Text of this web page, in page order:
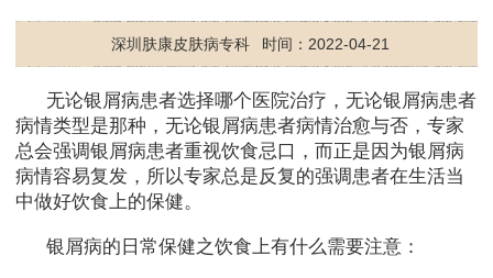
深圳肤康皮肤病专科 时间：2022-04-21
无论银屑病患者选择哪个医院治疗，无论银屑病患者
病情类型是那种，无论银屑病患者病情治愈与否，专家
总会强调银屑病患者重视饮食忌口，而正是因为银屑病
病情容易复发，所以专家总是反复的强调患者在生活当
中做好饮食上的保健。
银屑病的日常保健之饮食上有什么需要注意：